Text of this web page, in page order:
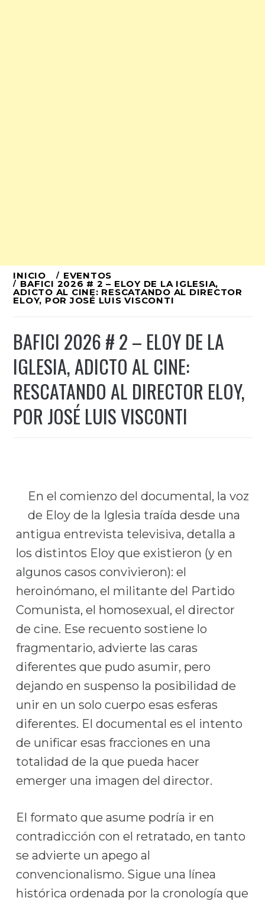
Ir
al
INICIO EVENTOS
BAFICI 2026 # 2 – ELOY DE LA IGLESIA,
ADICTO AL CINE: RESCATANDO AL DIRECTOR
ELOY, POR JOSÉ LUIS VISCONTI
BAFICI 2026 # 2 – ELOY DE LA
IGLESIA, ADICTO AL CINE:
RESCATANDO AL DIRECTOR ELOY,
POR JOSÉ LUIS VISCONTI
En el comienzo del documental, la voz
de Eloy de la Iglesia traída desde una
antigua entrevista televisiva, detalla a
los distintos Eloy que existieron (y en
algunos casos convivieron): el
heroinómano, el militante del Partido
Comunista, el homosexual, el director
de cine. Ese recuento sostiene lo
fragmentario, advierte las caras
diferentes que pudo asumir, pero
dejando en suspenso la posibilidad de
unir en un solo cuerpo esas esferas
diferentes. El documental es el intento
de unificar esas fracciones en una
totalidad de la que pueda hacer
emerger una imagen del director.
El formato que asume podría ir en
contradicción con el retratado, en tanto
se advierte un apego al
convencionalismo. Sigue una línea
histórica ordenada por la cronología que